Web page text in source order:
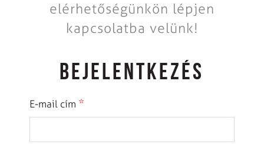
elérhetőségünkön lépjen
kapcsolatba velünk!
BEJELENTKEZÉS
E-mail cím *